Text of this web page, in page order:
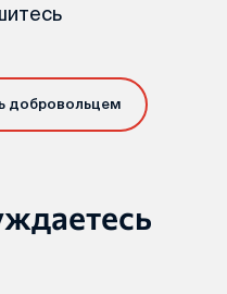
добровольцем